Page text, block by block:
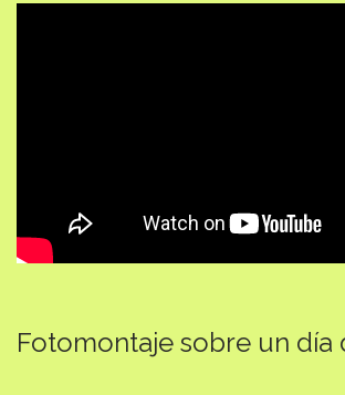
Fotomontaje sobre un día